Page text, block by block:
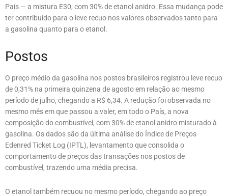
País — a mistura E30, com 30% de etanol anidro. Essa mudança pode
ter contribuído para o leve recuo nos valores observados tanto para
a gasolina quanto para o etanol.
Postos
O preço médio da gasolina nos postos brasileiros registrou leve recuo
de 0,31% na primeira quinzena de agosto em relação ao mesmo
período de julho, chegando a R$ 6,34. A redução foi observada no
mesmo mês em que passou a valer, em todo o País, a nova
composição do combustível, com 30% de etanol anidro misturado à
gasolina. Os dados são da última análise do Índice de Preços
Edenred Ticket Log (IPTL), levantamento que consolida o
comportamento de preços das transações nos postos de
combustível, trazendo uma média precisa.
O etanol também recuou no mesmo período, chegando ao preço